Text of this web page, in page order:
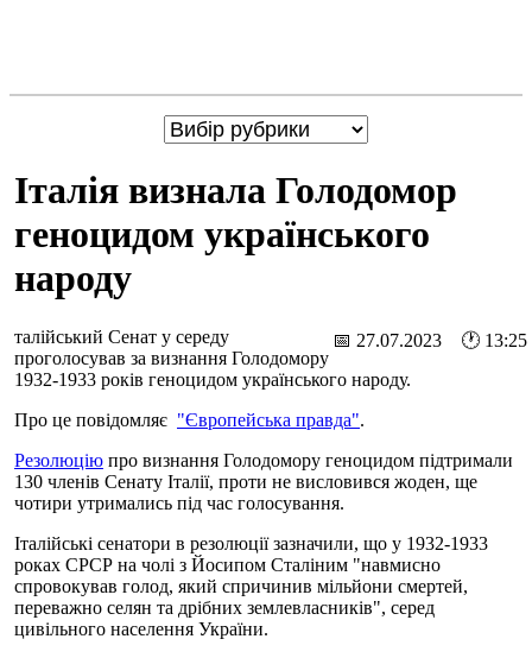
Італія визнала Голодомор
геноцидом українського
народу
📅 27.07.2023 🕐 13:25
талійський Сенат у середу
проголосував за визнання Голодомору
1932-1933 років геноцидом українського народу.
Про це повідомляє "Європейська правда".
Резолюцію про визнання Голодомору геноцидом підтримали
130 членів Сенату Італії, проти не висловився жоден, ще
чотири утримались під час голосування.
Італійські сенатори в резолюції зазначили, що у 1932-1933
роках СРСР на чолі з Йосипом Сталіним "навмисно
спровокував голод, який спричинив мільйони смертей,
переважно селян та дрібних землевласників", серед
цивільного населення України.